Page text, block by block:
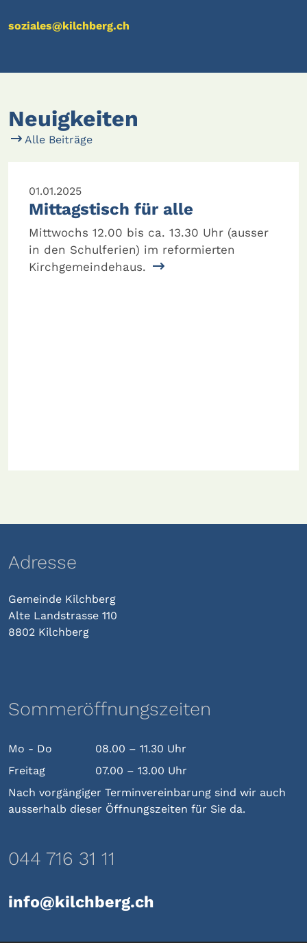
soziales@kilchberg.ch
Neuigkeiten
Alle Beiträge
01.01.2025
Mittagstisch für alle
Mittwochs 12.00 bis ca. 13.30 Uhr (ausser
in den Schulferien) im reformierten
Kirchgemeindehaus.
Adresse
Gemeinde Kilchberg
Alte Landstrasse 110
8802 Kilchberg
Sommeröffnungszeiten
Mo - Do
08.00 – 11.30 Uhr
Freitag
07.00 – 13.00 Uhr
Nach vorgängiger Terminvereinbarung sind wir auch
ausserhalb dieser Öffnungszeiten für Sie da.
044 716 31 11
info@kilchberg.ch